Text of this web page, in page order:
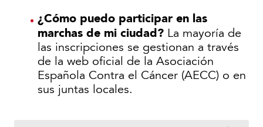
¿Cómo puedo participar en las
marchas de mi ciudad? La mayoría de
las inscripciones se gestionan a través
de la web oficial de la Asociación
Española Contra el Cáncer (AECC) o en
sus juntas locales.